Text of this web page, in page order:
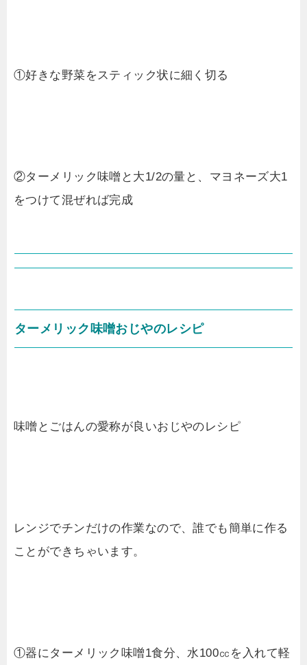
①好きな野菜をスティック状に細く切る
②ターメリック味噌と大1/2の量と、マヨネーズ大1
をつけて混ぜれば完成
ターメリック味噌おじやのレシピ
味噌とごはんの愛称が良いおじやのレシピ
レンジでチンだけの作業なので、誰でも簡単に作る
ことができちゃいます。
①器にターメリック味噌1食分、水100㏄を入れて軽